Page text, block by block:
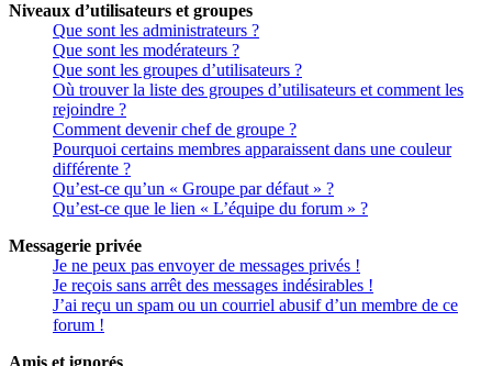
Niveaux d’utilisateurs et groupes
Que sont les administrateurs ?
Que sont les modérateurs ?
Que sont les groupes d’utilisateurs ?
Où trouver la liste des groupes d’utilisateurs et comment les
rejoindre ?
Comment devenir chef de groupe ?
Pourquoi certains membres apparaissent dans une couleur
différente ?
Qu’est-ce qu’un « Groupe par défaut » ?
Qu’est-ce que le lien « L’équipe du forum » ?
Messagerie privée
Je ne peux pas envoyer de messages privés !
Je reçois sans arrêt des messages indésirables !
J’ai reçu un spam ou un courriel abusif d’un membre de ce
forum !